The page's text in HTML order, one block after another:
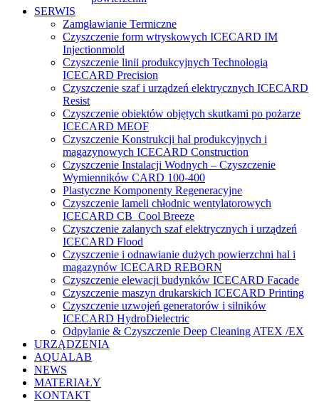
SERWIS
Zamgławianie Termiczne
Czyszczenie form wtryskowych ICECARD IM
Injectionmold
Czyszczenie linii produkcyjnych Technologią
ICECARD Precision
Czyszczenie szaf i urządzeń elektrycznych ICECARD
Resist
Czyszczenie obiektów objętych skutkami po pożarze
ICECARD MEOF
Czyszczenie Konstrukcji hal produkcyjnych i
magazynowych ICECARD Construction
Czyszczenie Instalacji Wodnych – Czyszczenie
Wymienników CARD 100-400
Plastyczne Komponenty Regeneracyjne
Czyszczenie lameli chłodnic wentylatorowych
ICECARD CB Cool Breeze
Czyszczenie zalanych szaf elektrycznych i urządzeń
ICECARD Flood
Czyszczenie i odnawianie dużych powierzchni hal i
magazynów ICECARD REBORN
Czyszczenie elewacji budynków ICECARD Facade
Czyszczenie maszyn drukarskich ICECARD Printing
Czyszczenie uzwojeń generatorów i silników
ICECARD HydroDielectric
Odpylanie & Czyszczenie Deep Cleaning ATEX /EX
URZĄDZENIA
AQUALAB
NEWS
MATERIAŁY
KONTAKT